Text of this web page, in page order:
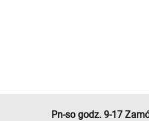
Pn-so godz. 9-17